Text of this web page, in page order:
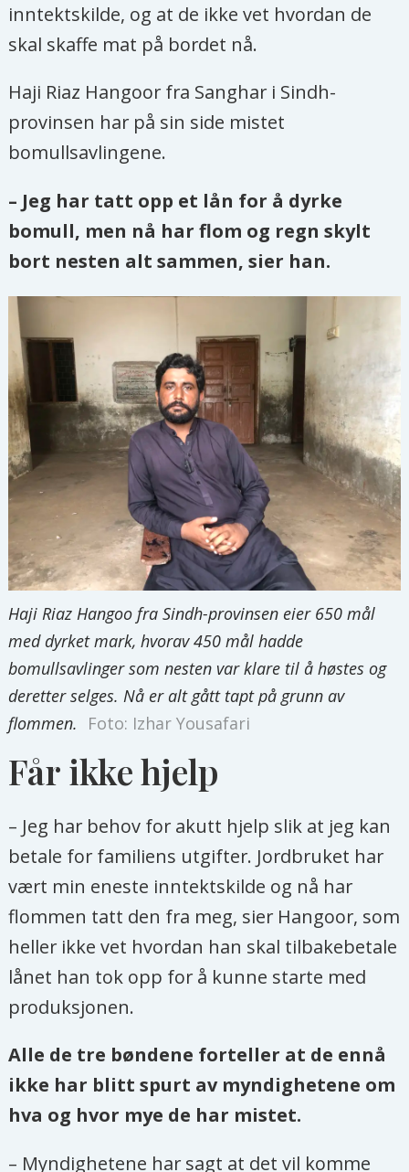
inntektskilde, og at de ikke vet hvordan de
skal skaffe mat på bordet nå.
Haji Riaz Hangoor fra Sanghar i Sindh-
provinsen har på sin side mistet
bomullsavlingene.
– Jeg har tatt opp et lån for å dyrke
bomull, men nå har flom og regn skylt
bort nesten alt sammen, sier han.
Haji Riaz Hangoo fra Sindh-provinsen eier 650 mål
med dyrket mark, hvorav 450 mål hadde
bomullsavlinger som nesten var klare til å høstes og
deretter selges. Nå er alt gått tapt på grunn av
flommen.
Foto: Izhar Yousafari
Får ikke hjelp
– Jeg har behov for akutt hjelp slik at jeg kan
betale for familiens utgifter. Jordbruket har
vært min eneste inntektskilde og nå har
flommen tatt den fra meg, sier Hangoor, som
heller ikke vet hvordan han skal tilbakebetale
lånet han tok opp for å kunne starte med
produksjonen.
Alle de tre bøndene forteller at de ennå
ikke har blitt spurt av myndighetene om
hva og hvor mye de har mistet.
– Myndighetene har sagt at det vil komme